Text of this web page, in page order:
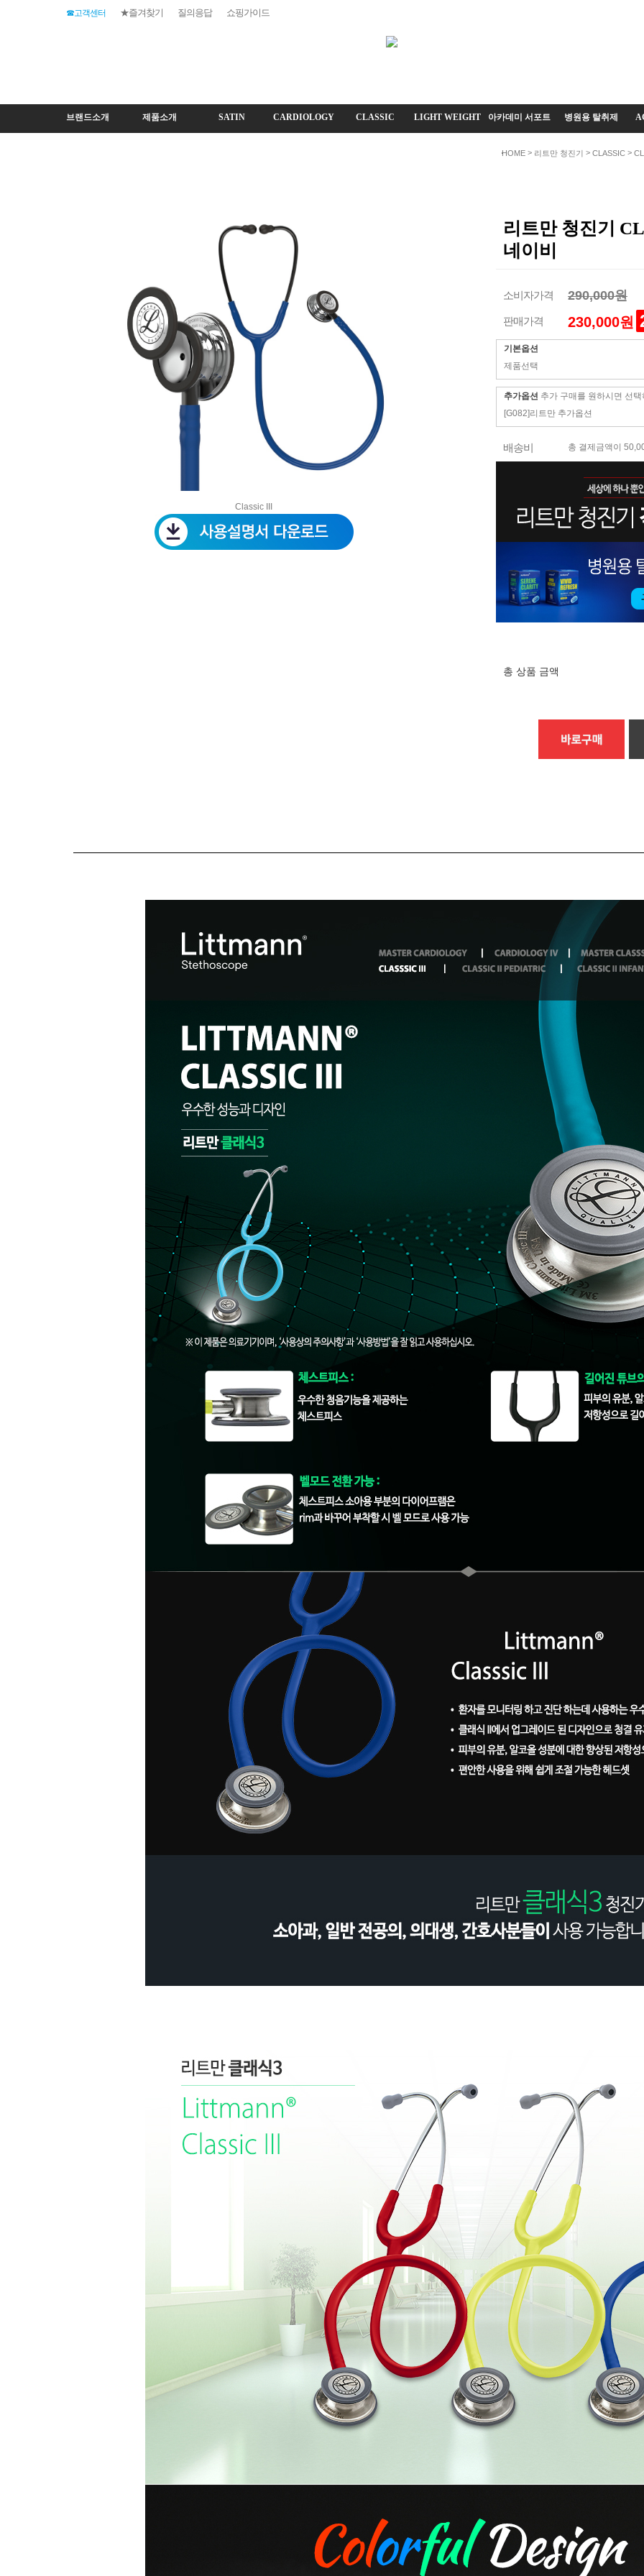
☎고객센터 ★즐겨찾기 질의응답 쇼핑가이드
브랜드소개 제품소개 SATIN CARDIOLOGY CLASSIC LIGHT WEIGHT 아카데미 서포트 병원용 탈취제
HOME > 리트만 청진기 > CLASSIC >
Classic III
리트만 청진기
네이비
소비자가격 290,000원
판매가격 230,000원
기본옵션
제품선택
추가옵션 추가 구매를 원하시면 선택
[G082]리트만 추가옵션
배송비 총 결제금액이
총 상품 금액